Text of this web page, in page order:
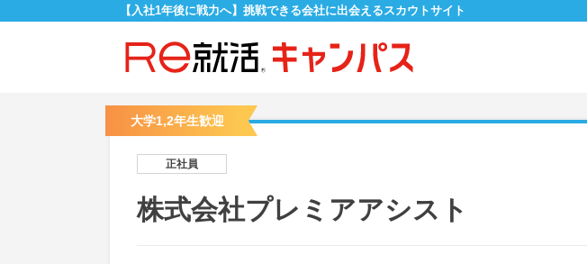
【入社1年後に戦力へ】挑戦できる会社に出会えるスカウトサイト
大学1,2年生歓迎
正社員
株式会社プレミアアシスト